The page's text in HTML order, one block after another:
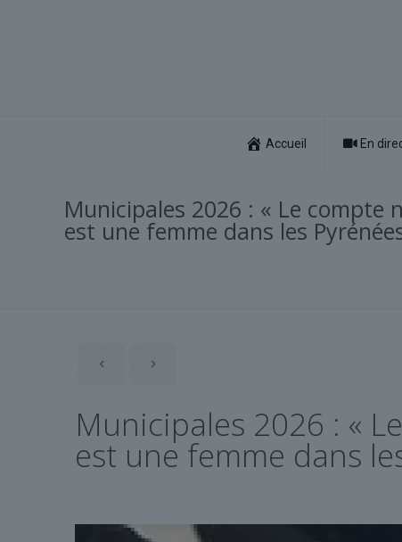
Accueil En
Municipales 2026 : « Le compte
est une femme dans les
Municipales 2026 : «
est une femme dans